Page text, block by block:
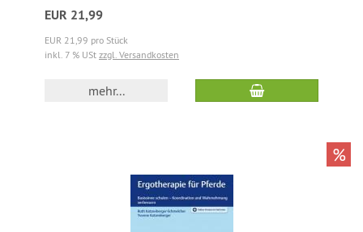
EUR 21,99
EUR 21,99 pro Stück
inkl. 7 % USt zzgl. Versandkosten
mehr...
%